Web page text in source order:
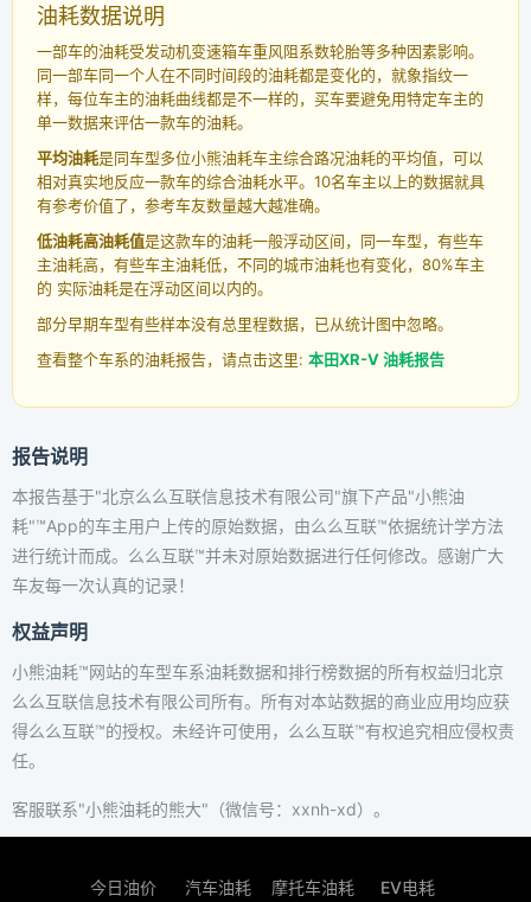
油耗数据说明
一部车的油耗受发动机变速箱车重风阻系数轮胎等多种因素影响。
同一部车同一个人在不同时间段的油耗都是变化的，就象指纹一
样，每位车主的油耗曲线都是不一样的，买车要避免用特定车主的
单一数据来评估一款车的油耗。
平均油耗是同车型多位小熊油耗车主综合路况油耗的平均值，可以
相对真实地反应一款车的综合油耗水平。10名车主以上的数据就具
有参考价值了，参考车友数量越大越准确。
低油耗高油耗值是这款车的油耗一般浮动区间，同一车型，有些车
主油耗高，有些车主油耗低，不同的城市油耗也有变化，80%车主
的 实际油耗是在浮动区间以内的。
部分早期车型有些样本没有总里程数据，已从统计图中忽略。
查看整个车系的油耗报告，请点击这里: 本田XR-V 油耗报告
报告说明
本报告基于"北京么么互联信息技术有限公司"旗下产品"小熊油
耗"™App的车主用户上传的原始数据，由么么互联™依据统计学方法
进行统计而成。么么互联™并未对原始数据进行任何修改。感谢广大
车友每一次认真的记录！
权益声明
小熊油耗™网站的车型车系油耗数据和排行榜数据的所有权益归北京
么么互联信息技术有限公司所有。所有对本站数据的商业应用均应获
得么么互联™的授权。未经许可使用，么么互联™有权追究相应侵权责
任。
客服联系"小熊油耗的熊大"（微信号：xxnh-xd）。
今日油价 汽车油耗 摩托车油耗 EV电耗